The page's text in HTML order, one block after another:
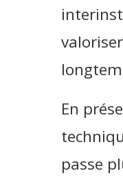
En
passe